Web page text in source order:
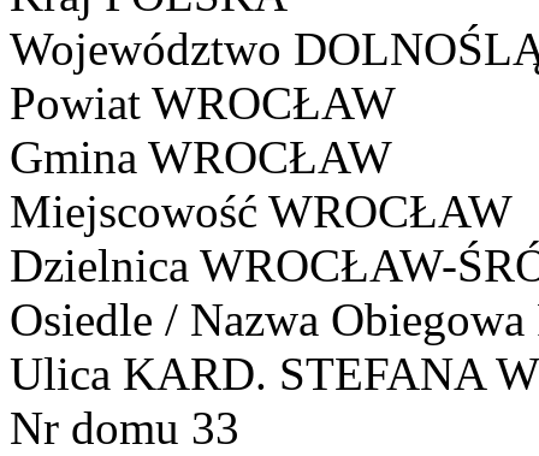
Województwo
Powiat WROCŁAW
Gmina WROCŁAW
Miejscowość WROCŁAW
Dzielnica WROCŁAW-
Osiedle / Nazwa Obiegowa
Ulica KARD. STEFANA
Nr domu 33